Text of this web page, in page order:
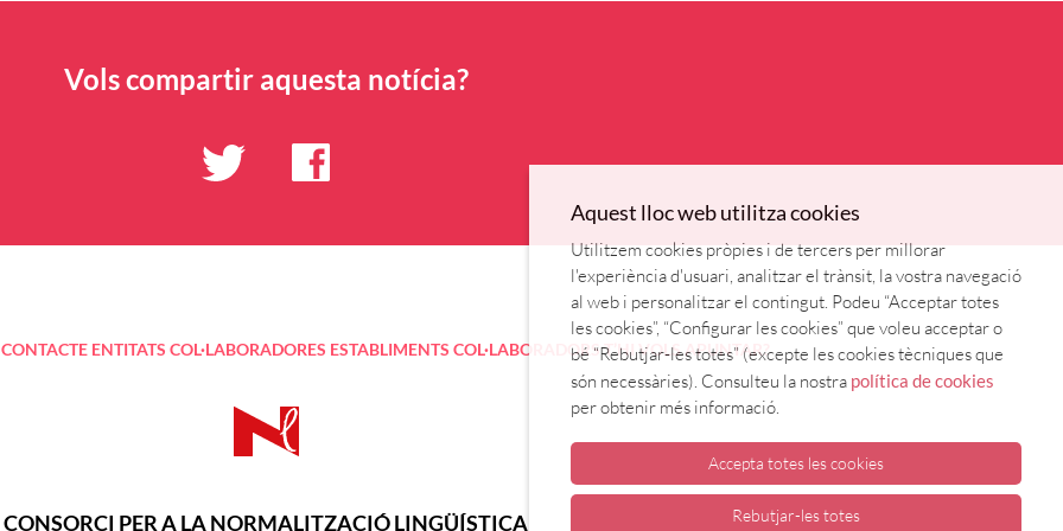
Vols compartir aquesta notícia?
CONTACTE ENTITATS COL·LABORADORES ESTABLIMENTS COL·LABORADORS T’HI VOLS APUNTAR?
CONSORCI PER A LA NORMALITZACIÓ LINGÜÍSTICA
Aquest lloc web utilitza cookies
Utilitzem cookies pròpies i de tercers per millorar
l'experiència d'usuari, analitzar el trànsit, la vostra navegació
al web i personalitzar el contingut. Podeu “Acceptar totes
les cookies”, “Configurar les cookies” que voleu acceptar o
bé “Rebutjar-les totes” (excepte les cookies tècniques que
són necessàries). Consulteu la nostra política de cookies
per obtenir més informació.
Accepta totes les cookies
Rebutjar-les totes